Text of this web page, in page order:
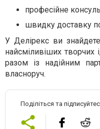
професійне
швидку доставку по
У Делірекс ви
найсміливіших творчих
разом із надійним
власноруч.
Поділіться та